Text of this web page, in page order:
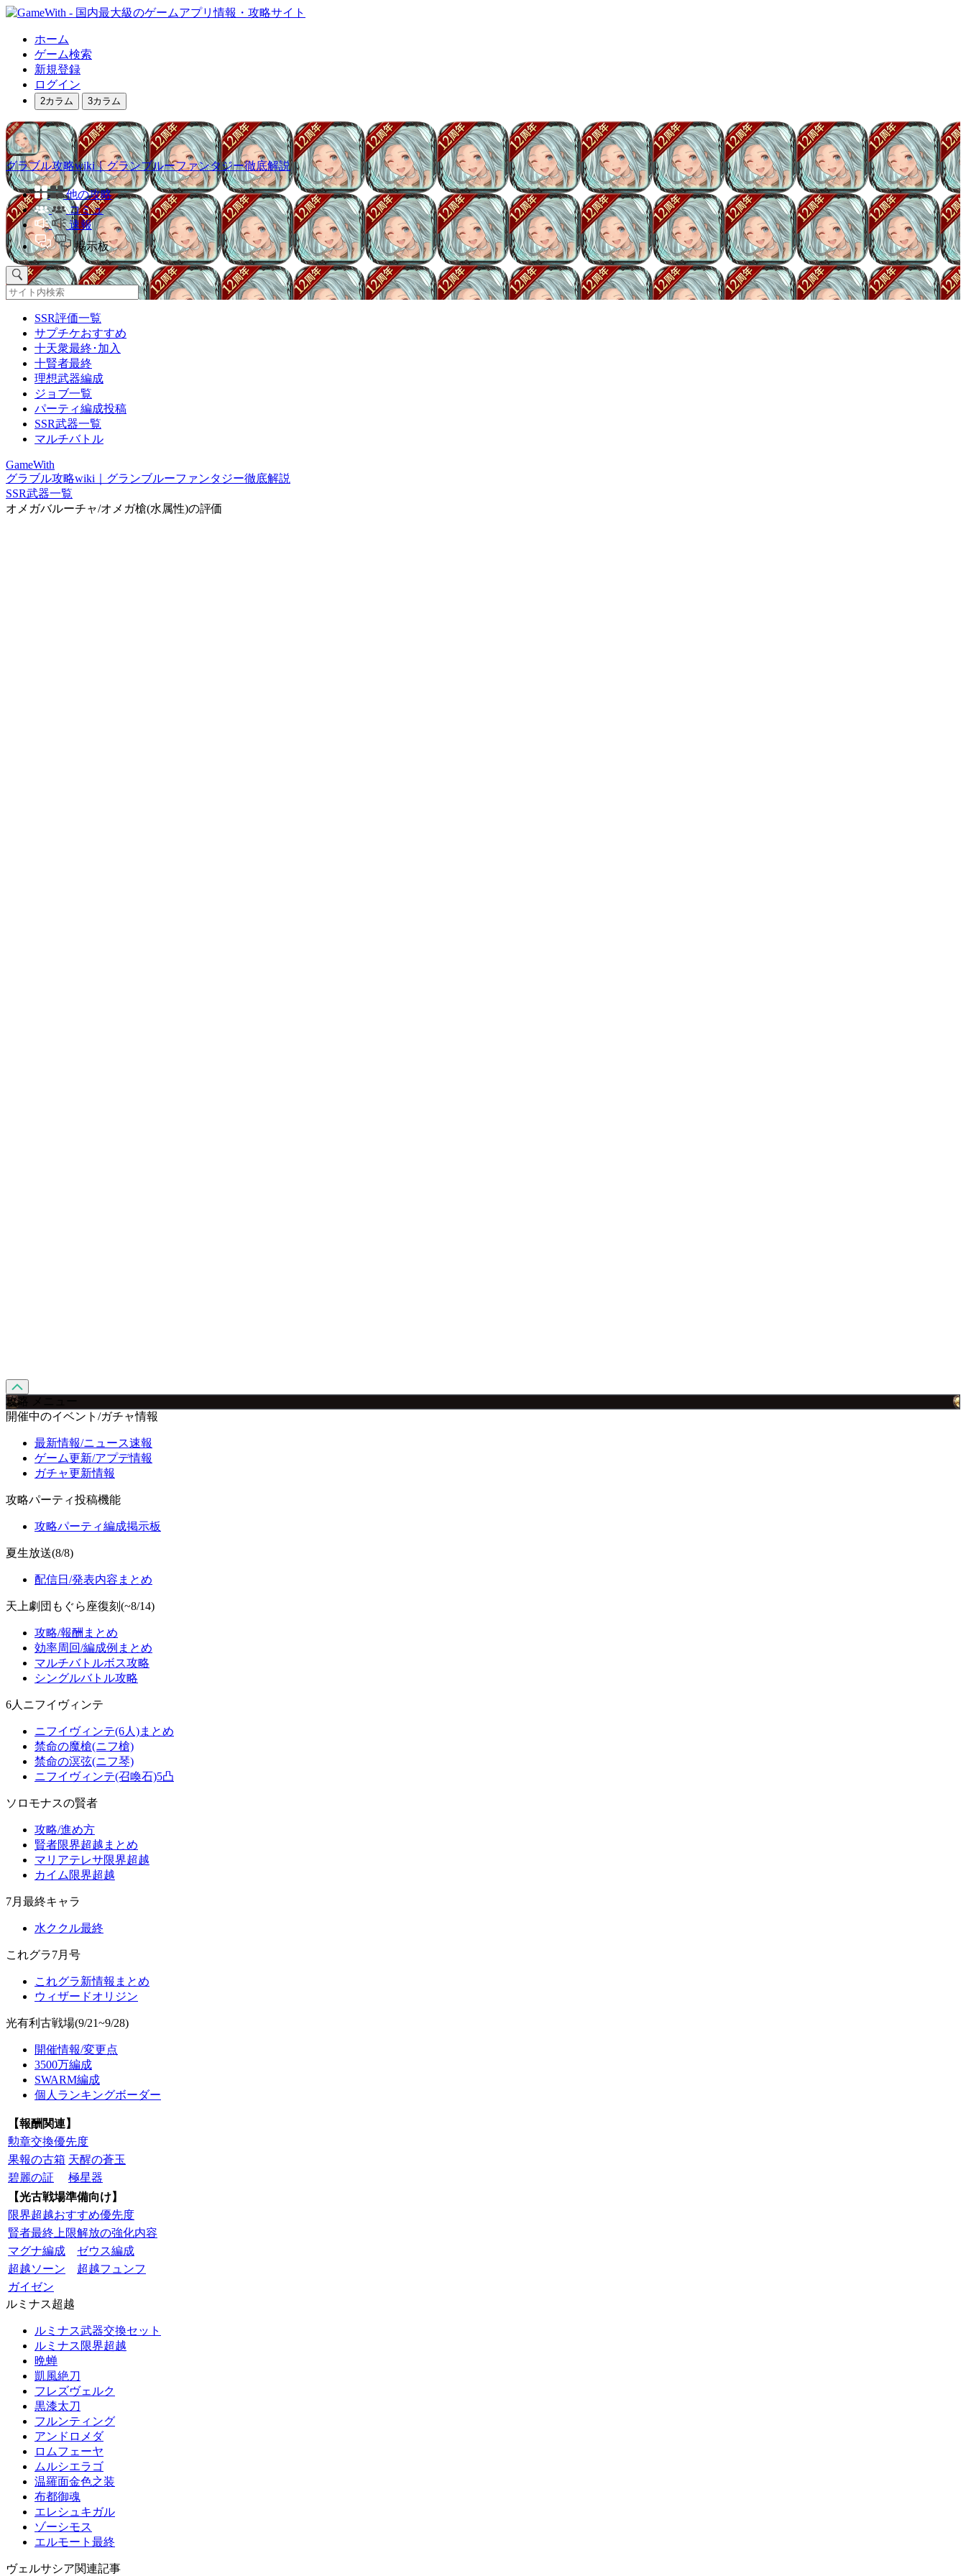
ホーム
ゲーム検索
新規登録
ログイン
2カラム 3カラム
グラブル攻略wiki｜グランブルーファンタジー徹底解説
他の攻略
コミュ
速報
掲示板
SSR評価一覧
サプチケおすすめ
十天衆最終･加入
十賢者最終
理想武器編成
ジョブ一覧
パーティ編成投稿
SSR武器一覧
マルチバトル
GameWith
グラブル攻略wiki｜グランブルーファンタジー徹底解説
SSR武器一覧
オメガバルーチャ/オメガ槍(水属性)の評価
攻略 メニュー
開催中のイベント/ガチャ情報
最新情報/ニュース速報
ゲーム更新/アプデ情報
ガチャ更新情報
攻略パーティ投稿機能
攻略パーティ編成掲示板
夏生放送(8/8)
配信日/発表内容まとめ
天上劇団もぐら座復刻(~8/14)
攻略/報酬まとめ
効率周回/編成例まとめ
マルチバトルボス攻略
シングルバトル攻略
6人ニフイヴィンテ
ニフイヴィンテ(6人)まとめ
禁命の魔槍(ニフ槍)
禁命の溟弦(ニフ琴)
ニフイヴィンテ(召喚石)5凸
ソロモナスの賢者
攻略/進め方
賢者限界超越まとめ
マリアテレサ限界超越
カイム限界超越
7月最終キャラ
水ククル最終
これグラ7月号
これグラ新情報まとめ
ウィザードオリジン
光有利古戦場(9/21~9/28)
開催情報/変更点
3500万編成
SWARM編成
個人ランキングボーダー
【報酬関連】
勲章交換優先度
果報の古箱 天醒の蒼玉
碧麗の証
極星器
【光古戦場準備向け】
限界超越おすすめ優先度
賢者最終上限解放の強化内容
マグナ編成
ゼウス編成
超越ソーン
超越フュンフ
ガイゼン
ルミナス超越
ルミナス武器交換セット
ルミナス限界超越
晩蝉
凱風絶刀
フレズヴェルク
黒漆太刀
フルンティング
アンドロメダ
ロムフェーヤ
ムルシエラゴ
温羅面金色之装
布都御魂
エレシュキガル
ゾーシモス
エルモート最終
ヴェルサシア関連記事